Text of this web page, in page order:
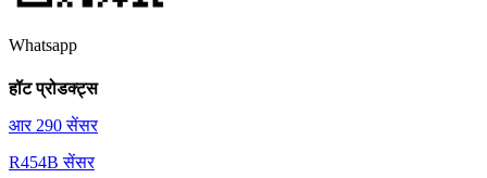
Whatsapp
हॉट प्रोडक्ट्स
आर 290 सेंसर
R454B सेंसर